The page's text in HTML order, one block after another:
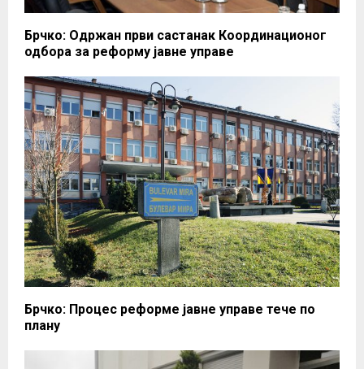
Брчко: Одржан први састанак Координационог
одбора за реформу јавне управе
Брчко: Процес реформе јавне управе тече по
плану